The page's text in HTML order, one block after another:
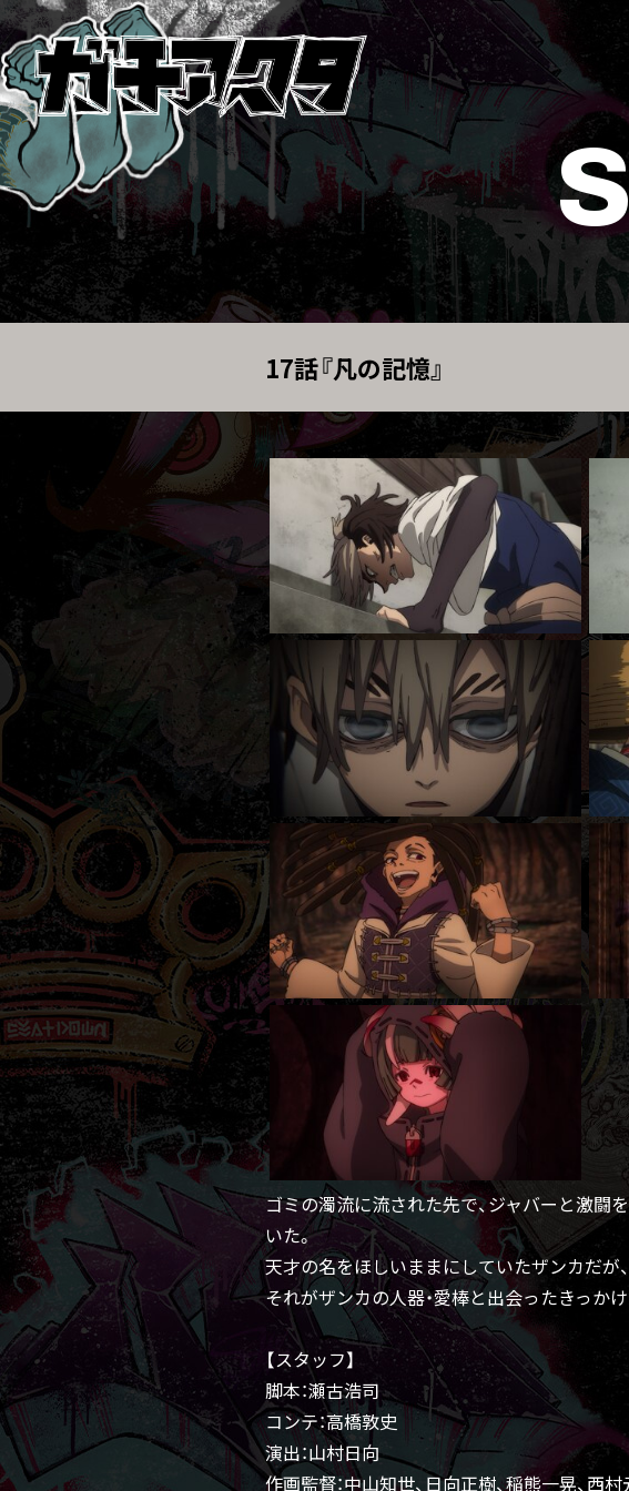
17話『凡の記憶』
ゴミの濁流に流された先で、ジャバーと激闘
いた。
天才の名をほしいままにしていたザンカだが
それがザンカの人器・愛棒と出会ったきっかけ
【スタッフ】
脚本：瀬古浩司
コンテ：高橋敦史
演出：山村日向
作画監督：中山知世、日向正樹、稲熊一晃、西